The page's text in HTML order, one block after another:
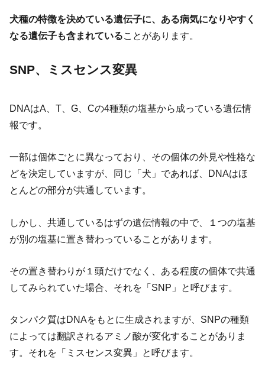
犬種の特徴を決めている遺伝子に、ある病気になりやすく
なる遺伝子も含まれている ことがあります。
SNP、ミスセンス変異
DNAはA、T、G、Cの4種類の塩基から成っている遺伝情
報です。
一部は個体ごとに異なっており、その個体の外見や性格な
どを決定していますが、同じ「犬」であれば、DNAはほ
とんどの部分が共通しています。
しかし、共通しているはずの遺伝情報の中で、１つの塩基
が別の塩基に置き替わっていることがあります。
その置き替わりが１頭だけでなく、ある程度の個体で共通
してみられていた場合、それを「SNP」と呼びます。
タンパク質はDNAをもとに生成されますが、SNPの種類
によっては翻訳されるアミノ酸が変化することがありま
す。それを「ミスセンス変異」と呼びます。